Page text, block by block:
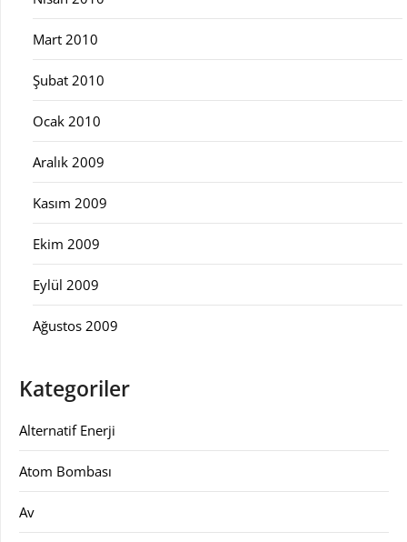
Mart 2010
Şubat 2010
Ocak 2010
Aralık 2009
Kasım 2009
Ekim 2009
Eylül 2009
Ağustos 2009
Kategoriler
Alternatif Enerji
Atom Bombası
Av